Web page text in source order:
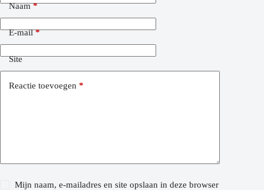
Naam*
E-mail*
Site
Reactie toevoegen *
Mijn naam, e-mailadres en site opslaan in deze browser